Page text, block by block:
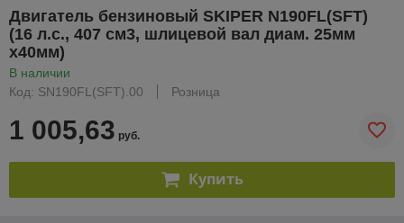
Двигатель бензиновый SKIPER N190FL(SFT)
(16 л.с., 407 см3, шлицевой вал диам. 25мм
х40мм)
В наличии
Код: SN190FL(SFT).00
Розница
1 005,63 руб.
Купить